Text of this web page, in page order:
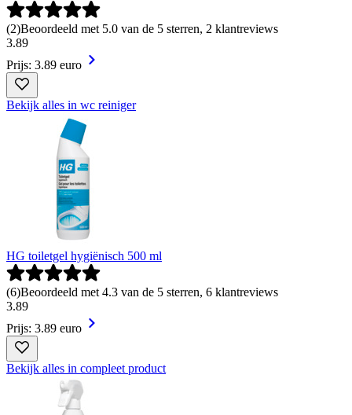
(2)Beoordeeld met 5.0 van de 5 sterren, 2 klantreviews
3.89
Prijs: 3.89 euro
Bekijk alles in wc reiniger
HG toiletgel hygiënisch 500 ml
(6)Beoordeeld met 4.3 van de 5 sterren, 6 klantreviews
3.89
Prijs: 3.89 euro
Bekijk alles in compleet product